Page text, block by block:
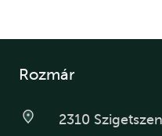
Rozmár
2310